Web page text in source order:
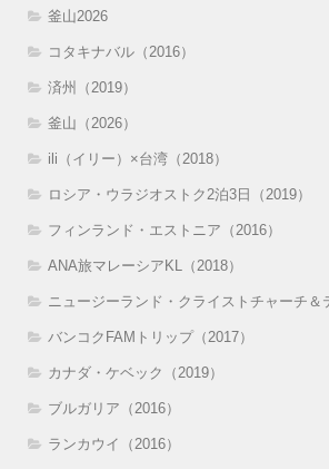
釜山2026
コタキナバル（2016）
済州（2019）
釜山（2026）
ili（イリー）×台湾（2018）
ロシア・ウラジオストク2泊3日（2019）
フィンランド・エストニア（2016）
ANA旅マレーシアKL（2018）
ニュージーランド・クライストチャーチ＆
バンコクFAMトリップ（2017）
カナダ・ケベック（2019）
ブルガリア（2016）
ランカウイ（2016）